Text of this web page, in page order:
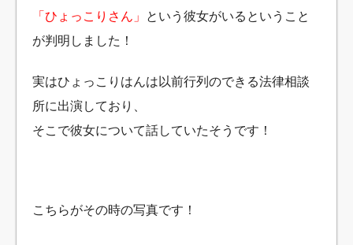
「ひょっこりさん」
という彼女がいるということ
が判明しました！
実はひょっこりはんは以前行列のできる法律相談
所に出演しており、
そこで彼女について話していたそうです！
こちらがその時の写真です！